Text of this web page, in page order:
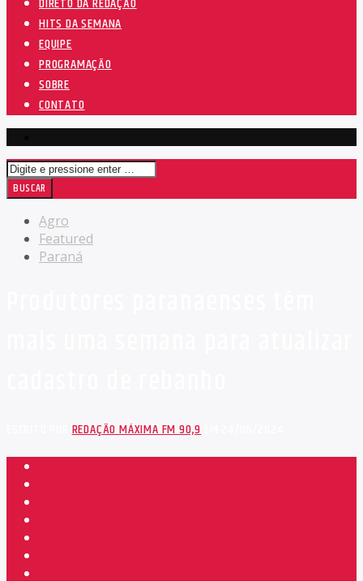
HITS DA SEMANA
EQUIPE
PROGRAMAÇÃO
SOBRE
CONTATO
Agro
Featured
Paraná
ESCRITO PORREDAÇÃO MÁXIMA FM 90,9EM 24/06/2024